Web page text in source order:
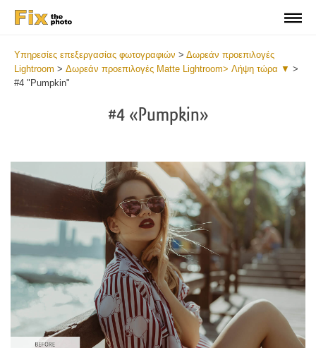
Υπηρεσίες επεξεργασίας φωτογραφιών > Δωρεάν προεπιλογές
Lightroom > Δωρεάν προεπιλογές Matte Lightroom> Λήψη τώρα ▼ >
#4 "Pumpkin"
#4 «Pumpkin»